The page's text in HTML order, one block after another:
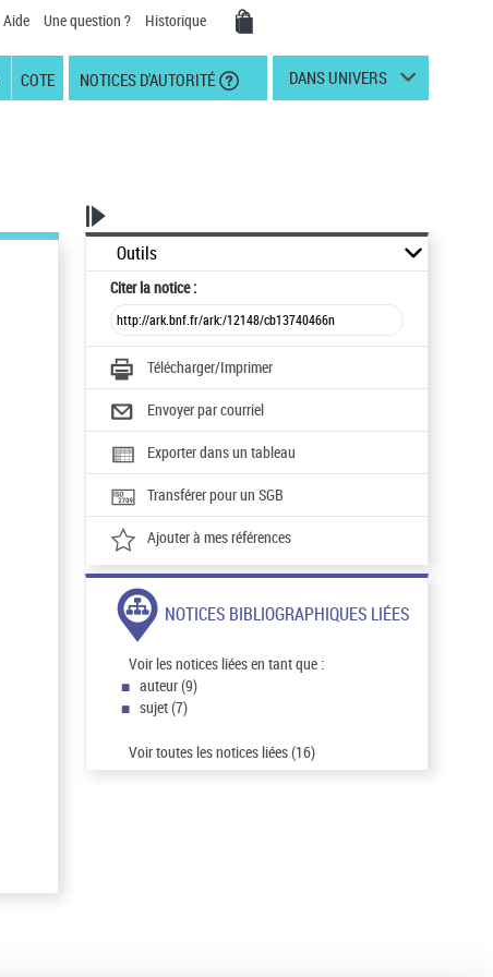
Aide Une question ? Historique
COTE NOTICES D'AUTORITÉ DANS UNIVERS
Outils
Citerla notice :
Télécharger/Imprimer
Envoyer par courriel
Exporter dans un tableau
Transférer pour un SGB
Ajouter à mes références
NOTICES BIBLIOGRAPHIQUES LIÉES
Voir les notices liées en tant que :
auteur (9)
sujet (7)
Voir toutes les notices liées (16)